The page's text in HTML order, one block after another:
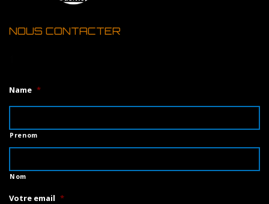
NOUS CONTACTER
Name *
Prenom
Nom
Votre email *